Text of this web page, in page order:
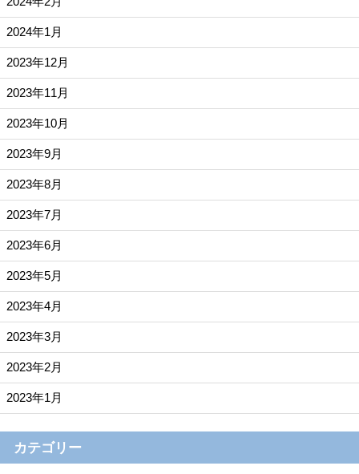
2024年1月
2023年12月
2023年11月
2023年10月
2023年9月
2023年8月
2023年7月
2023年6月
2023年5月
2023年4月
2023年3月
2023年2月
2023年1月
カテゴリー